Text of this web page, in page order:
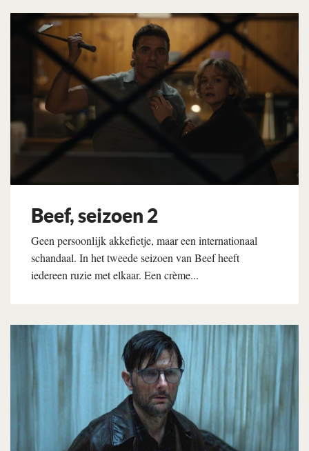
Beef, seizoen 2
Geen persoonlijk akkefietje, maar een internationaal
schandaal. In het tweede seizoen van Beef heeft
iedereen ruzie met elkaar. Een crème...
Lees verder